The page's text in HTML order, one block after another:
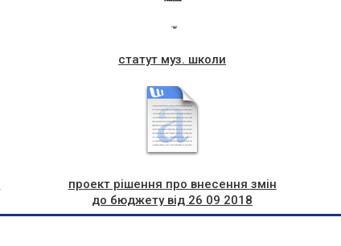
статут муз. школи
проект рішення про внесення змін
до бюджету від 26 09 2018